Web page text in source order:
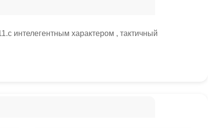
интелегентным характером , тактичный